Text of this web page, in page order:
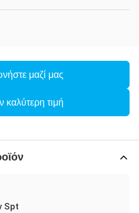
μαζί μας
καλύτερη τιμή
Spt